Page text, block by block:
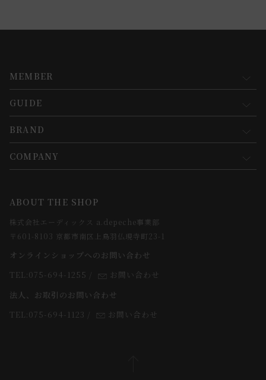
MEMBER
マイページ
新規会員登録
会員規約について
GUIDE
お買い物ガイド
会員登録について
お支払方法について
お届けについて
よくあるご質問
BRAND
コンセプト
webカタログ
COMPANY
求人情報
法人のお客様
スタッフ
ABOUT THE SHOP
株式会社エーディックス a.depeche事業部
〒601-8103 京都市南区上鳥羽仏現寺町23-1
オンラインショップへのお問い合わせ
TEL:075-694-1255
お問い合わせ
法人、お取引のお問い合わせ
TEL:075-694-1123
お問い合わせ